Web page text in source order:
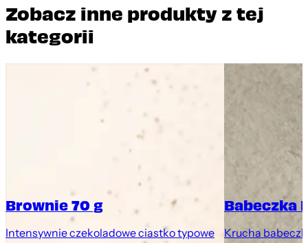
Zobacz inne produkty z tej
kategorii
Brownie 70 g
Intensywnie czekoladowe ciastko typowe
Babeczka
Krucha